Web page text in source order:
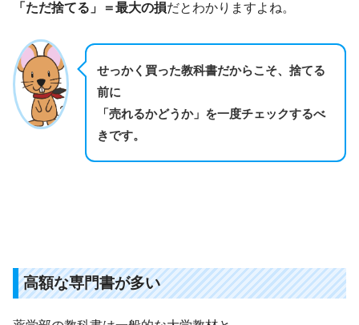
「ただ捨てる」＝最大の損だとわかりますよね。
せっかく買った教科書だからこそ、捨てる
前に
「売れるかどうか」を一度チェックするべ
きです。
高額な専門書が多い